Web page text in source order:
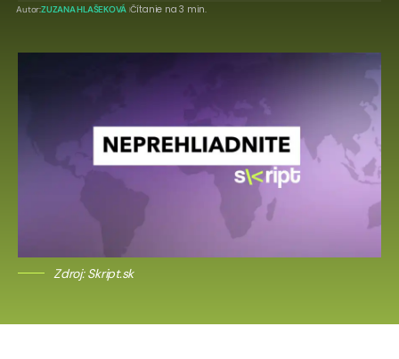
Autor:ZUZANA HLAŠEKOVÁ Čítanie na 3 min.
Zdroj: Skript.sk